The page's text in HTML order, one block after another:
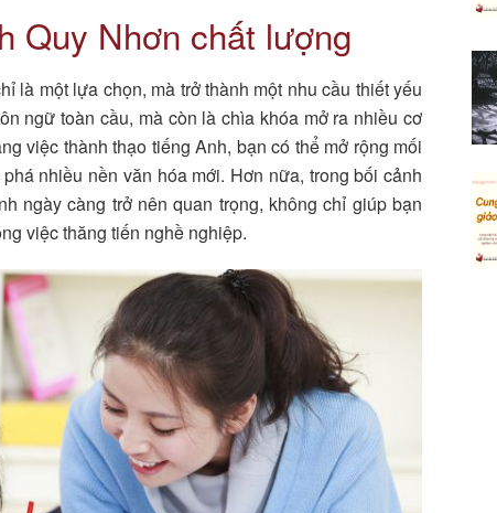
Quy Nhơn chất lượng
là một lựa chọn, mà trở thành một nhu cầu thiết yếu
ngữ toàn cầu, mà còn là chìa khóa mở ra nhiều cơ
việc thành thạo tiếng Anh, bạn có thể mở rộng mối
nhiều nền văn hóa mới. Hơn nữa, trong bối cảnh
ngày càng trở nên quan trọng, không chỉ giúp bạn
việc thăng tiến nghề nghiệp.